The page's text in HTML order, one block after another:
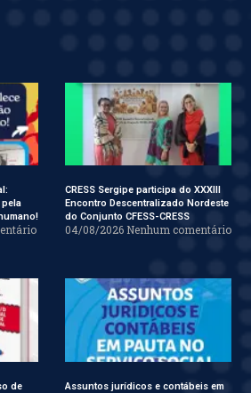
pela
CRESS Sergipe participa do XXXIII
Encontro Descentralizado Nordeste
do Conjunto CFESS-CRESS
04/08/2026 Nenhum comentário
de Assuntos jurídicos e contábeis em